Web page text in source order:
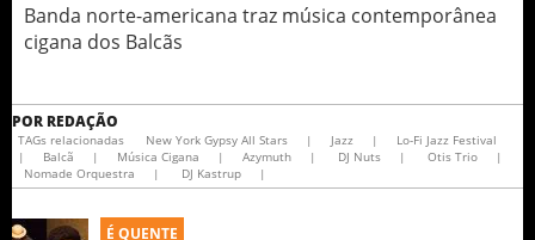
Banda norte-americana traz música contemporânea
cigana dos Balcãs
POR REDAÇÃO
TAGs relacionadas New York Gypsy All Stars | Jazz |
Lo-Fi Jazz Festival
|
Balcã | Música Cigana | Azymuth | DJ Nuts | Otis Trio
|
Nomade Orquestra
| DJ Kastrup |
É QUENTE